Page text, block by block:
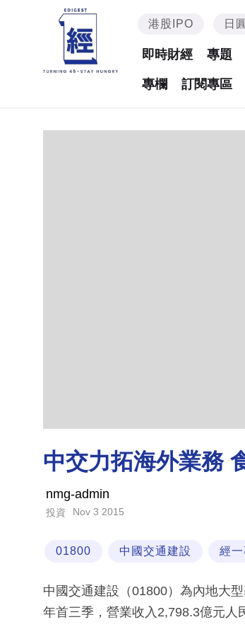
港股IPO 日圓
即時財經 專題
專欄 訂閱專區
中交力拓海外業務
nmg-admin
投資 Nov 3 2015
01800 中國交通建設 經
中國交通建設（01800）為內地大
年首三季，營業收入2,798.3億元人